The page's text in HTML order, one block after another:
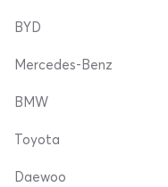
BYD
Mercedes-Benz
BMW
Toyota
Daewoo